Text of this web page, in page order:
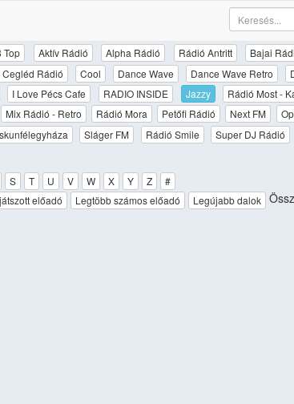
Top Aktív Rádió Alpha Rádió Rádió Antritt
Bajai
Cegléd Rádió Cool Dance Wave Dance Wave Retro
I Love Pécs Cafe RADIO INSIDE Jazzy
Rádió Most -
Mix Rádió - Retro Rádió Mora Petőfi Rádió Next FM
Sláger FM Rádió Smile
Super DJ Rádió
S T U V W X Y Z
#
előadó Legtöbb számos előadó Legújabb dalok